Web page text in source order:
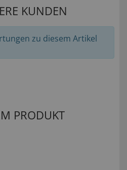
KUNDEN
zu diesem Artikel
PRODUKT